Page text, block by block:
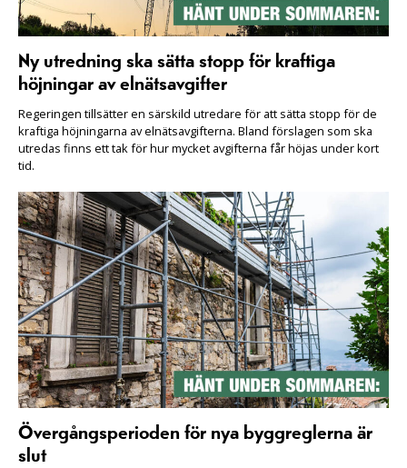
Ny utredning ska sätta stopp för kraftiga
höjningar av elnätsavgifter
Regeringen tillsätter en särskild utredare för att sätta stopp för de
kraftiga höjningarna av elnätsavgifterna. Bland förslagen som ska
utredas finns ett tak för hur mycket avgifterna får höjas under kort
tid.
Övergångsperioden för nya byggreglerna är
slut